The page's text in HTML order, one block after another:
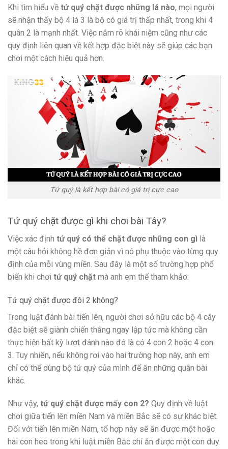
Khi tìm hiểu về tứ quý chặt được những lá nào, mọi người
sẽ nhận thấy bộ 4 lá 3 là bộ có giá trị thấp nhất, trong khi 4
quân 2 là mạnh nhất. Việc nắm rõ khái niệm cũng như các
quy định liên quan về kết hợp đặc biệt này sẽ giúp các bạn
chơi một cách hiệu quả hơn.
Tứ quý là kết hợp bài có giá trị cực cao
Tứ quý chặt được gì khi chơi bài Tây?
Việc xác định tứ quý có thể chặt được những con gì là
một câu hỏi không hề đơn giản vì nó phụ thuộc vào từng quy
định của mỗi vùng miền. Sau đây là một số trường hợp phổ
biến khi chơi tứ quý chặt mà anh em thể tham khảo:
Tứ quý chặt được đôi 2 không?
Trong luật đánh bài tiến lên, người chơi sở hữu các bộ 4 cây
đặc biệt sẽ giành chiến thắng ngay lập tức mà không cần
thực hiện bất kỳ lượt đánh nào đó là có 4 con 2 hoặc 4 con
3. Tuy nhiên, nếu không rơi vào hai trường hợp này, anh em
chỉ có thể dùng bộ tứ quý của mình để ăn những quân bài
khác.
Như vậy, tứ quý chặt được mấy con 2? Quy định về luật
chơi giữa tiến lên miền Nam và miền Bắc sẽ có sự khác biệt.
Đối với tiến lên miền Nam, tổ hợp này sẽ ăn được một hoặc
hai con heo trong khi luật miền Bắc chỉ ăn được một con duy